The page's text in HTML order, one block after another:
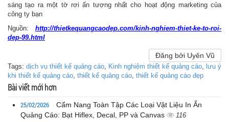
sáng tạo ra một tờ rơi ấn tượng nhất cho hoạt động marketing của
công ty bạn
Nguồn: http://thietkequangcaodep.com/kinh-nghiem-thiet-ke-to-roi-
dep-99.html
Đăng bởi Uyên Vũ
Tags: dịch vụ thiết kế quảng cáo Kinh nghiệm thiết kế quảng cáo
lưu ý
khi thiết kế quảng cáo thiết kế quảng cáo thiết kế quảng cáo đẹp
Bài viết mới hơn
25/02/2026
Cẩm Nang Toàn Tập Các Loại Vật Liệu In Ấn
Quảng Cáo: Bạt Hiflex, Decal, PP và Canvas
116